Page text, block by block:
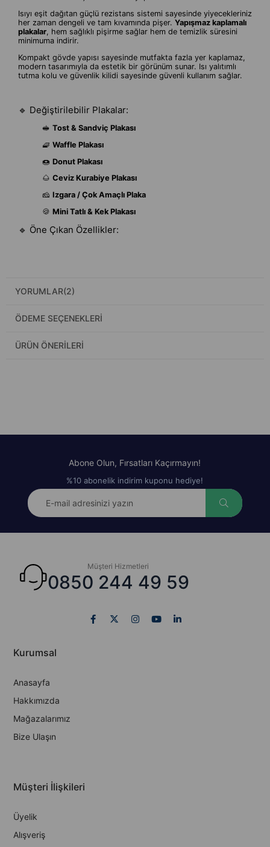
Isıyı eşit dağıtan güçlü rezistans sistemi sayesinde yiyecekleriniz
her zaman dengeli ve tam kıvamında pişer. Yapışmaz kaplamalı
plakalar, hem sağlıklı pişirme sağlar hem de temizlik süresini
minimuma indirir.
Kompakt gövde yapısı sayesinde mutfakta fazla yer kaplamaz,
modern tasarımıyla da estetik bir görünüm sunar. Isı yalıtımlı
tutma kolu ve güvenlik kilidi sayesinde güvenli kullanım sağlar.
🔹 Değiştirilebilir Plakalar:
🥪 Tost & Sandviç Plakası
🧇 Waffle Plakası
🍩 Donut Plakası
🌰 Ceviz Kurabiye Plakası
🧀 Izgara / Çok Amaçlı Plaka
🍪 Mini Tatlı & Kek Plakası
🔹 Öne Çıkan Özellikler:
YORUMLAR(2)
ÖDEME SEÇENEKLERI
ÜRÜN ÖNERILERI
Abone Olun, Fırsatları Kaçırmayın!
%10 abonelik indirim kuponu hediye!
Müşteri Hizmetleri
0850 244 49 59
Kurumsal
Anasayfa
Hakkımızda
Mağazalarımız
Bize Ulaşın
Müşteri İlişkileri
Üyelik
Alışveriş